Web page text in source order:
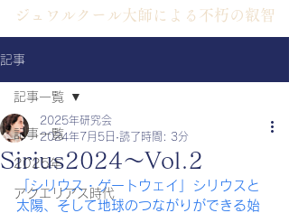
​ジュワルクール大師による不朽の叡智
記事
記事一覧
2025年
アクエリアス時代
記事一覧
Sirius2024～Vol.2
2025年研究会
2024年7月5日 読了時間: 3分
「シリウス・ゲートウェイ」シリウスと
太陽、そして地球のつながりができる始